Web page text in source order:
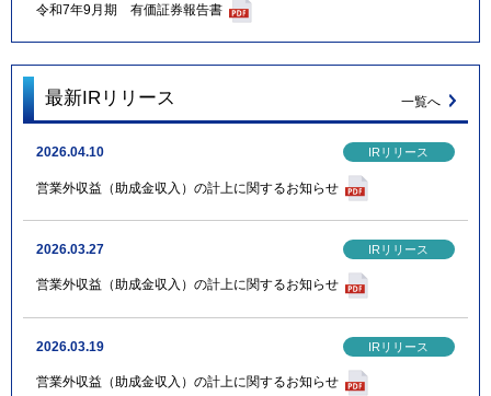
令和7年9月期 有価証券報告書
最新IRリリース 一覧へ
2026.04.10
営業外収益（助成金収入）の計上に関するお知らせ
2026.03.27
営業外収益（助成金収入）の計上に関するお知らせ
2026.03.19
営業外収益（助成金収入）の計上に関するお知らせ